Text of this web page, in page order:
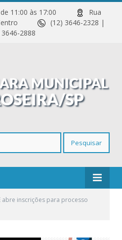
de 11:00 às 17:00
Rua
Centro
(12) 3646-2328 |
2888
abre inscrições para processo